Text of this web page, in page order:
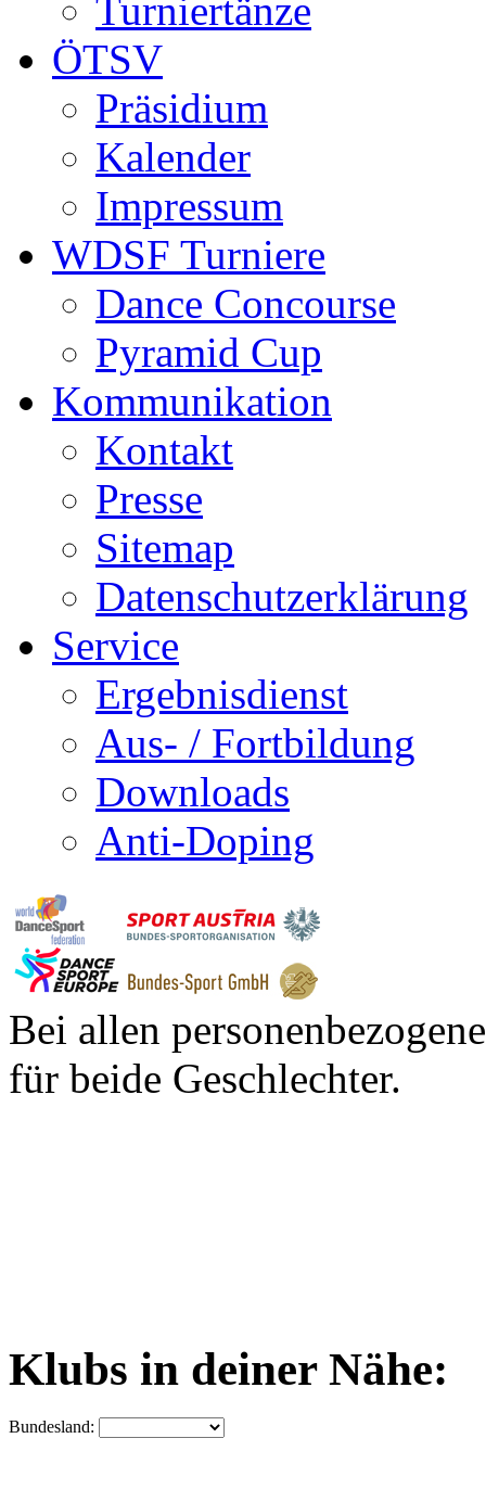
Turniertänze
ÖTSV
Präsidium
Kalender
Impressum
WDSF Turniere
Dance Concourse
Pyramid Cup
Kommunikation
Kontakt
Presse
Sitemap
Datenschutzerklärung
Service
Ergebnisdienst
Aus- / Fortbildung
Downloads
Anti-Doping
Bei allen
für beide Geschlechter.
Klubs in deiner Nähe:
Bundesland: